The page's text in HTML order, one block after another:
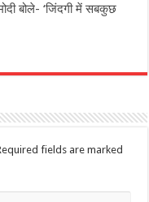
बोले- ‘जिंदगी में सबकुछ
fields are marked